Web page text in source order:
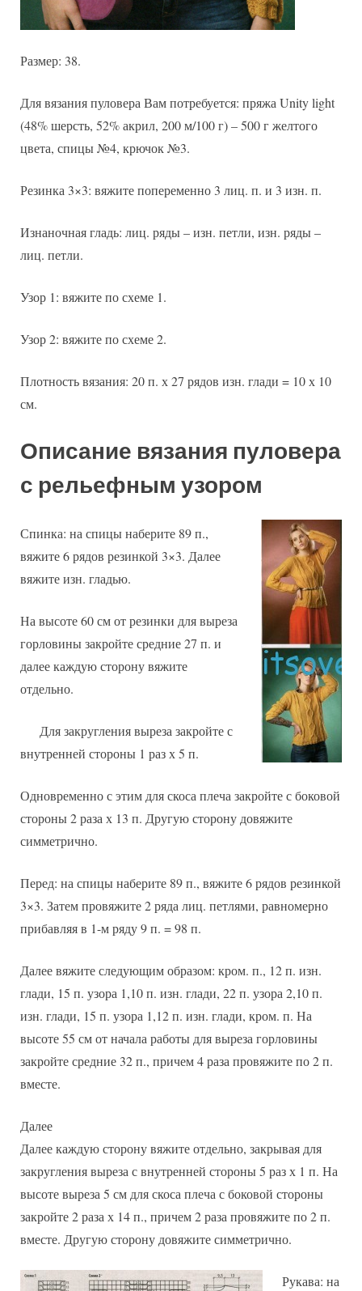
Размер: 38.
Для вязания пуловера Вам потребуется: пряжа Unity light
(48% шерсть, 52% акрил, 200 м/100 г) – 500 г желтого
цвета, спицы №4, крючок №3.
Резинка 3×3: вяжите попеременно 3 лиц. п. и 3 изн. п.
Изнаночная гладь: лиц. ряды – изн. петли, изн. ряды –
лиц. петли.
Узор 1: вяжите по схеме 1.
Узор 2: вяжите по схеме 2.
Плотность вязания: 20 п. х 27 рядов изн. глади = 10 х 10
см.
Описание вязания пуловера
с рельефным узором
Спинка: на спицы наберите 89 п.,
вяжите 6 рядов резинкой 3×3. Далее
вяжите изн. гладью.
На высоте 60 см от резинки для выреза
горловины закройте средние 27 п. и
далее каждую сторону вяжите
отдельно.
Для закругления выреза закройте с
внутренней стороны 1 раз х 5 п.
Одновременно с этим для скоса плеча закройте с боковой
стороны 2 раза х 13 п. Другую сторону довяжите
симметрично.
Перед: на спицы наберите 89 п., вяжите 6 рядов резинкой
3×3. Затем провяжите 2 ряда лиц. петлями, равномерно
прибавляя в 1-м ряду 9 п. = 98 п.
Далее вяжите следующим образом: кром. п., 12 п. изн.
глади, 15 п. узора 1,10 п. изн. глади, 22 п. узора 2,10 п.
изн. глади, 15 п. узора 1,12 п. изн. глади, кром. п. На
высоте 55 см от начала работы для выреза горловины
закройте средние 32 п., причем 4 раза провяжите по 2 п.
вместе.
Далее
Далее каждую сторону вяжите отдельно, закрывая для
закругления выреза с внутренней стороны 5 раз х 1 п. На
высоте выреза 5 см для скоса плеча с боковой стороны
закройте 2 раза х 14 п., причем 2 раза провяжите по 2 п.
вместе. Другую сторону довяжите симметрично.
Рукава: на